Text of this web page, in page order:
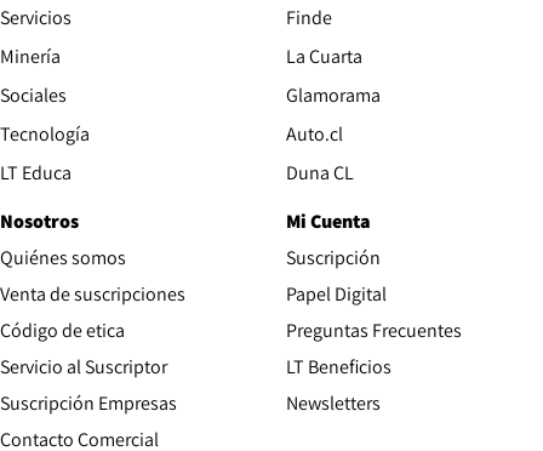
Servicios
Minería
Sociales
Tecnología
LT Educa
Finde
La Cuarta
Glamorama
Auto.clOpens in new window
Duna CLOpens in new window
Nosotros
Quiénes somos
Venta de suscripciones
Código de etica Opens in new window
Servicio al Suscriptor
Suscripción Empresas
Contacto ComercialOpens in new window
Mi Cuenta
Suscripción
Papel DigitalOpens in new
Preguntas Frecuentes
LT Beneficios
Newsletters